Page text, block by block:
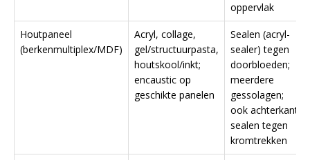
oppervlak
Houtpaneel
(berkenmultiplex/MDF)
Acryl, collage,
gel/structuurpasta,
houtskool/inkt;
encaustic op
geschikte panelen
Sealen (acryl-
sealer) tegen
doorbloeden;
meerdere
gessolagen;
ook achterkant
sealen tegen
kromtrekken